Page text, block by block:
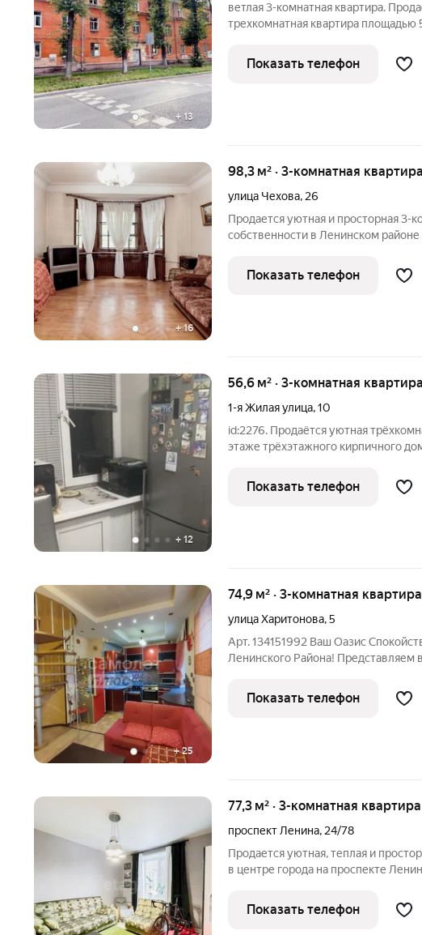
+ 13
ветлая 3-комнатная квартира.
трехкомнатная квартира
или готовый вариант под
вложений. О квартире: Общая
Показать телефон
+16
98,3 м² · 3-комнатная
улица Чехова, 26
Продается уютная и просторная 3-
собственности в Ленинском
комфортного проживания.
свет: Три изолированные
Показать телефон
+ 12
56,6 м² · 3-комнатная
1-я Жилая улица,10
id:2276. Продаётся уютная
этаже трёхэтажного кирпичного
метра. Санузел совмещённый. Окна
Показать телефон
+25
74,9 м² · 3-комнатная
улица Харитонова,5
Арт. 134151992 Ваш Оазис
Ленинского Района!
квартира, расположенная в
Ленинского района. Забудьте о
Показать телефон
77,3 м² · 3-комнатная
проспект Ленина, 24/78
Продается уютная, теплая и
в центре города на проспекте
парк,сквер вдоль пр.Толбухина,
Показать телефон